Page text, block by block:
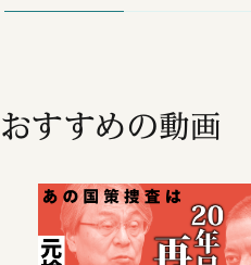
おすすめの動画